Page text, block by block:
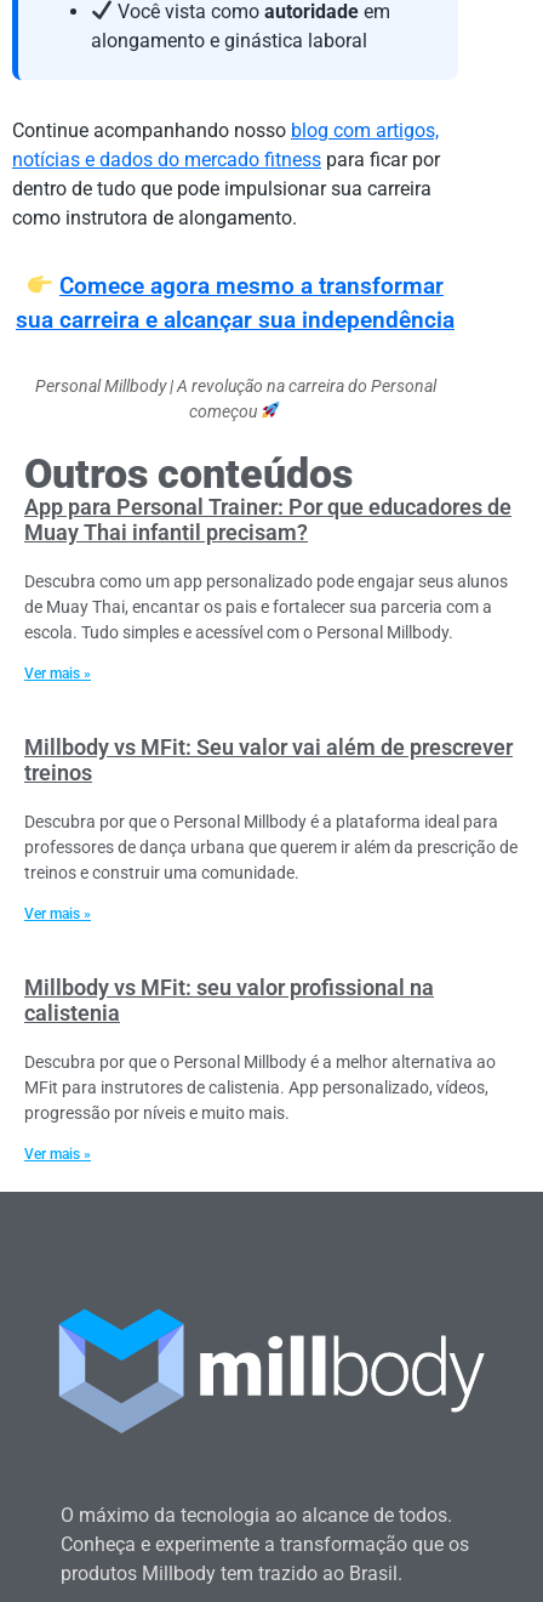
Você vista comoautoridade em
alongamento e ginástica laboral
Continue acompanhando nosso blog com artigos,
notícias e dados do mercado fitness para ficar por
dentro de tudo que pode impulsionar sua carreira
como instrutora de alongamento.
Comece agora mesmo a transformar
sua carreira e alcançar sua independência
Personal Millbody | A revolução na carreira do Personal
começou
Outros conteúdos
App para Personal Trainer: Por que educadores de
Muay Thai infantil precisam?
Descubra como um app personalizado pode engajar seus alunos
de Muay Thai, encantar os pais e fortalecer sua parceria com a
escola. Tudo simples e acessível com o Personal Millbody.
Ver mais »
Millbody vs MFit: Seu valor vai além de prescrever
treinos
Descubra por que o Personal Millbody é a plataforma ideal para
professores de dança urbana que querem ir além da prescrição de
treinos e construir uma comunidade.
Ver mais »
Millbody vs MFit: seu valor profissional na
calistenia
Descubra por que o Personal Millbody é a melhor alternativa ao
MFit para instrutores de calistenia. App personalizado, vídeos,
progressão por níveis e muito mais.
Ver mais »
O máximo da tecnologia ao alcance de todos.
Conheça e experimente a transformação que os
produtos Millbody tem trazido ao Brasil.